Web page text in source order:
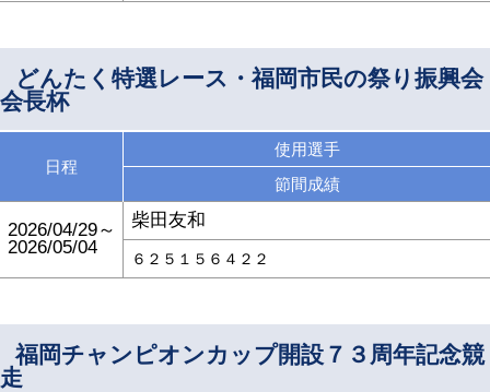
どんたく特選レース・福岡市民の祭り振興会
会長杯
日程
使用選手
節間成績
2026/04/29～
2026/05/04
柴田友和
６２５１５６４２２
福岡チャンピオンカップ開設７３周年記念競
走